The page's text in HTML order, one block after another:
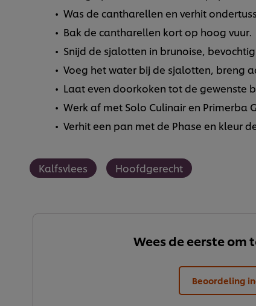
Was de cantharellen en verhit
Bak de cantharellen kort op hoog vuur.
Snijd de sjalotten in brunoise,
Voeg het water bij de sjalotten, breng
Laat even doorkoken tot de gewenste
Werk af met Solo Culinair en Primerba
Verhit een pan met de Phase en kleur
Kalfsvlees Hoofdgerecht
Wees de eerste om
Beoordeling